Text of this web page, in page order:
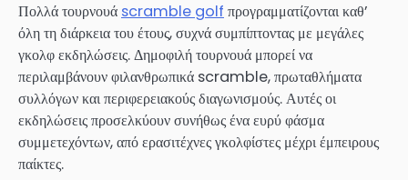
Πολλά τουρνουά scramble golf προγραμματίζονται καθ’
όλη τη διάρκεια του έτους, συχνά συμπίπτοντας με μεγάλες
γκολφ εκδηλώσεις. Δημοφιλή τουρνουά μπορεί να
περιλαμβάνουν φιλανθρωπικά scramble, πρωταθλήματα
συλλόγων και περιφερειακούς διαγωνισμούς. Αυτές οι
εκδηλώσεις προσελκύουν συνήθως ένα ευρύ φάσμα
συμμετεχόντων, από ερασιτέχνες γκολφίστες μέχρι έμπειρους
παίκτες.